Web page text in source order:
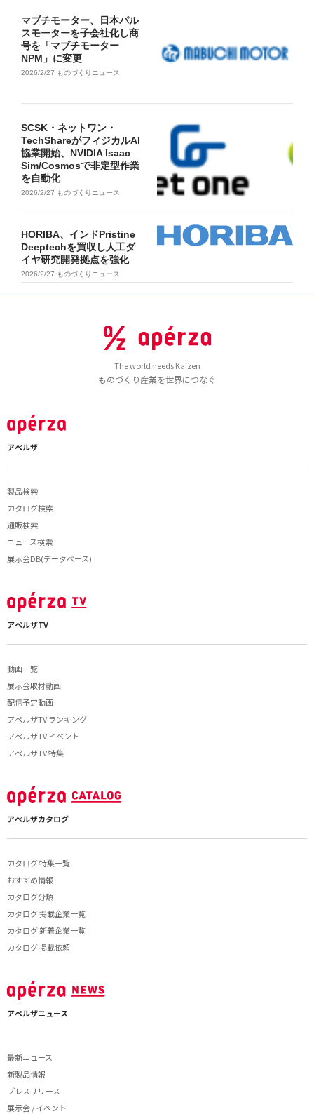
マブチモーター、日本パル
スモーターを子会社化し商
号を「マブチモーター
NPM」に変更
2026/2/27 ものづくりニュース
SCSK・ネットワン・
TechShareがフィジカルAI
協業開始、NVIDIA Isaac
Sim/Cosmosで非定型作業
を自動化
2026/2/27 ものづくりニュース
HORIBA、インドPristine
Deeptechを買収し人工ダ
イヤ研究開発拠点を強化
2026/2/27 ものづくりニュース
The world needs Kaizen
ものづくり産業を世界につなぐ
アペルザ
製品検索
カタログ検索
通販検索
ニュース検索
展示会DB(データベース)
アペルザTV
動画一覧
展示会取材動画
配信予定動画
アペルザTV ランキング
アペルザTV イベント
アペルザTV 特集
アペルザカタログ
カタログ 特集一覧
おすすめ情報
カタログ分類
カタログ 掲載企業一覧
カタログ 新着企業一覧
カタログ 掲載依頼
アペルザニュース
最新ニュース
新製品情報
プレスリリース
展示会 / イベント